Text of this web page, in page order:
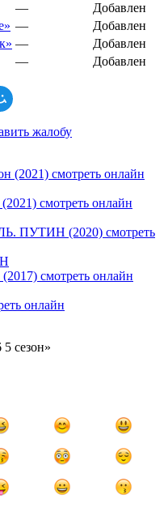
—
Добавлен
—
Добавлен
—
Добавлен
—
Добавлен
жалобу
сезон»